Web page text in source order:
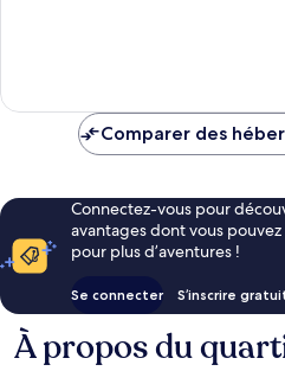
Comparer des
Connectez-vous pour
avantages dont vous
pour plus d’aventures !
Se connecter S’inscrire
À propos du